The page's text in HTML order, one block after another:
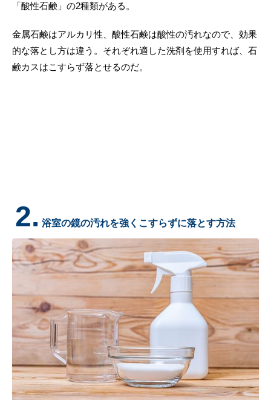
「酸性石鹸」の2種類がある。
金属石鹸はアルカリ性、酸性石鹸は酸性の汚れなので、効果
的な落とし方は違う。それぞれ適した洗剤を使用すれば、石
鹸カスはこすらず落とせるのだ。
2. 浴室の鏡の汚れを強くこすらずに落とす方法